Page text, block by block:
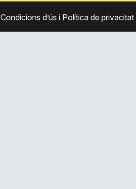
Condicions d’ús i Política de privacitat|